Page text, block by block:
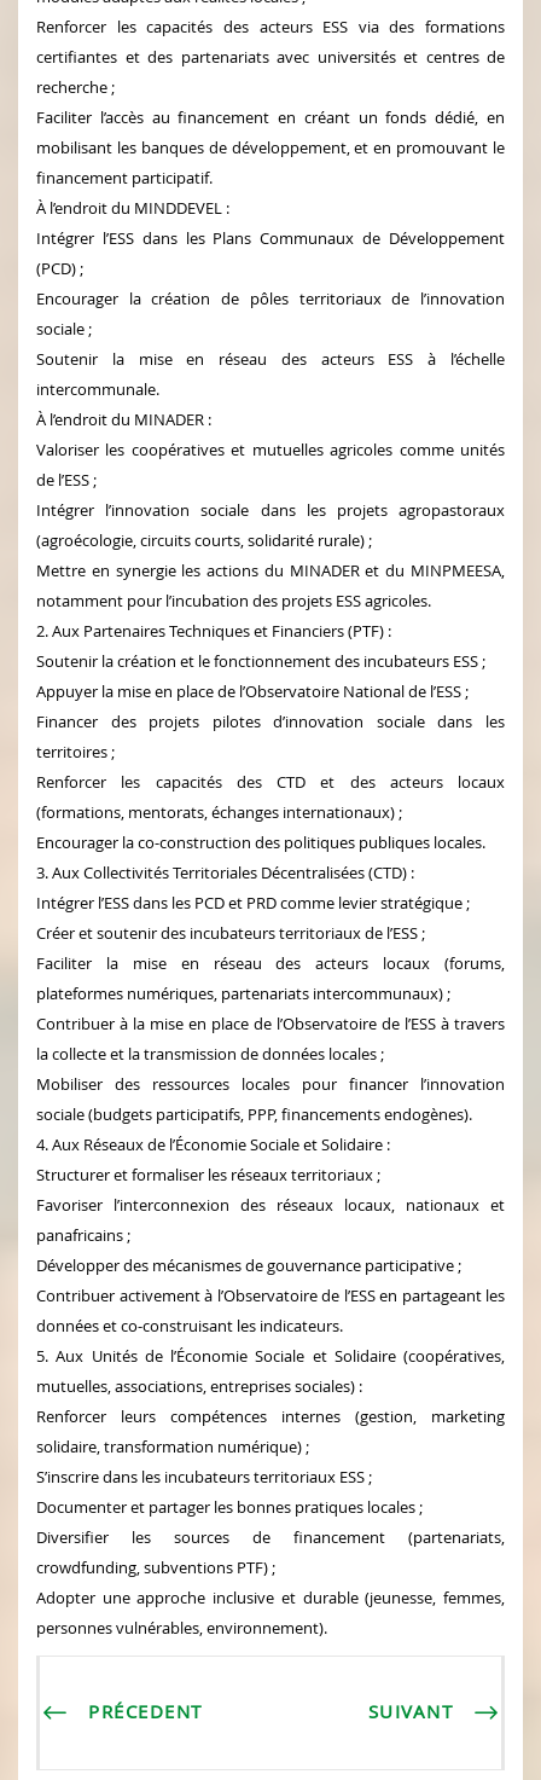
Renforcer les capacités des acteurs ESS via des formations
certifiantes et des partenariats avec universités et centres de
recherche ;
Faciliter l’accès au financement en créant un fonds dédié, en
mobilisant les banques de développement, et en promouvant le
financement participatif.
À l’endroit du MINDDEVEL :
Intégrer l’ESS dans les Plans Communaux de Développement
(PCD) ;
Encourager la création de pôles territoriaux de l’innovation
sociale ;
Soutenir la mise en réseau des acteurs ESS à l’échelle
intercommunale.
À l’endroit du MINADER :
Valoriser les coopératives et mutuelles agricoles comme unités
de l’ESS ;
Intégrer l’innovation sociale dans les projets agropastoraux
(agroécologie, circuits courts, solidarité rurale) ;
Mettre en synergie les actions du MINADER et du MINPMEESA,
notamment pour l’incubation des projets ESS agricoles.
2. Aux Partenaires Techniques et Financiers (PTF) :
Soutenir la création et le fonctionnement des incubateurs ESS ;
Appuyer la mise en place de l’Observatoire National de l’ESS ;
Financer des projets pilotes d’innovation sociale dans les
territoires ;
Renforcer les capacités des CTD et des acteurs locaux
(formations, mentorats, échanges internationaux) ;
Encourager la co-construction des politiques publiques locales.
3. Aux Collectivités Territoriales Décentralisées (CTD) :
Intégrer l’ESS dans les PCD et PRD comme levier stratégique ;
Créer et soutenir des incubateurs territoriaux de l’ESS ;
Faciliter la mise en réseau des acteurs locaux (forums,
plateformes numériques, partenariats intercommunaux) ;
Contribuer à la mise en place de l’Observatoire de l’ESS à travers
la collecte et la transmission de données locales ;
Mobiliser des ressources locales pour financer l’innovation
sociale (budgets participatifs, PPP, financements endogènes).
4. Aux Réseaux de l’Économie Sociale et Solidaire :
Structurer et formaliser les réseaux territoriaux ;
Favoriser l’interconnexion des réseaux locaux, nationaux et
panafricains ;
Développer des mécanismes de gouvernance participative ;
Contribuer activement à l’Observatoire de l’ESS en partageant les
données et co-construisant les indicateurs.
5. Aux Unités de l’Économie Sociale et Solidaire (coopératives,
mutuelles, associations, entreprises sociales) :
Renforcer leurs compétences internes (gestion, marketing
solidaire, transformation numérique) ;
S’inscrire dans les incubateurs territoriaux ESS ;
Documenter et partager les bonnes pratiques locales ;
Diversifier les sources de financement (partenariats,
crowdfunding, subventions PTF) ;
Adopter une approche inclusive et durable (jeunesse, femmes,
personnes vulnérables, environnement).
PRÉCEDENT SUIVANT